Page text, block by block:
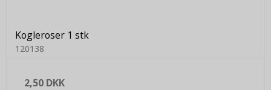
Kogleroser 1 stk
120138
2,50 DKK